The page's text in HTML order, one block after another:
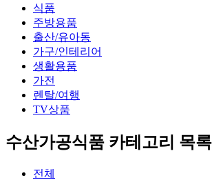
식품
주방용품
출산/유아동
가구/인테리어
생활용품
가전
렌탈/여행
TV상품
수산가공식품 카테고리 목록
전체